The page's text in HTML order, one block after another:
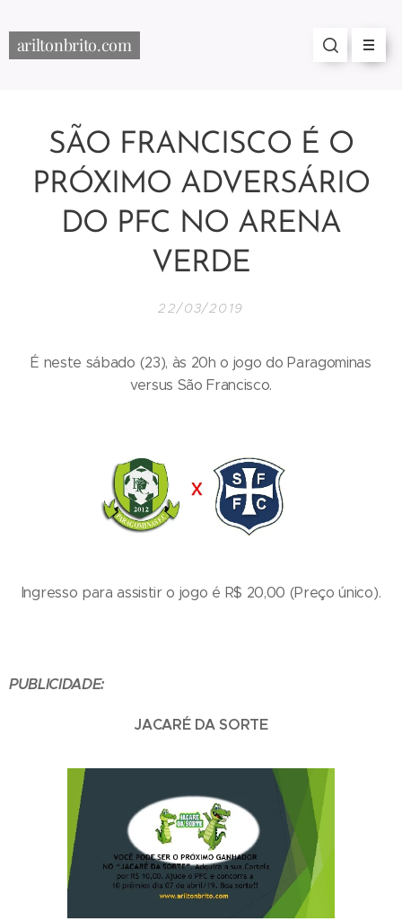
ariltonbrito.com
SÃO FRANCISCO É O
PRÓXIMO ADVERSÁRIO
DO PFC NO ARENA
VERDE
22/03/2019
É neste sábado (23), às 20h o jogo do Paragominas
versus São Francisco.
Ingresso para assistir o jogo é R$ 20,00 (Preço único).
PUBLICIDADE:
JACARÉ DA SORTE